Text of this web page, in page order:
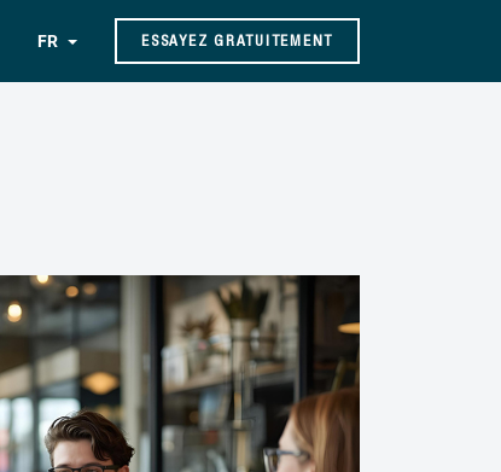
FR ESSAYEZ GRATUITEMENT